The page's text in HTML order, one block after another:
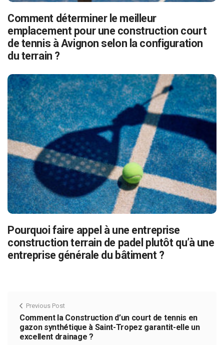
Comment déterminer le meilleur
emplacement pour une construction court
de tennis à Avignon selon la configuration
du terrain ?
Pourquoi faire appel à une entreprise
construction terrain de padel plutôt qu’à une
entreprise générale du bâtiment ?
Previous Post
Comment la Construction d’un court de tennis en
gazon synthétique à Saint-Tropez garantit-elle un
excellent drainage ?